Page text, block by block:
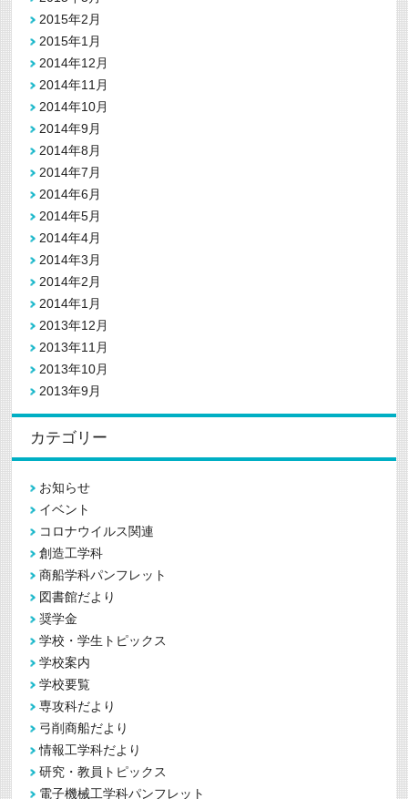
2015年2月
2015年1月
2014年12月
2014年11月
2014年10月
2014年9月
2014年8月
2014年7月
2014年6月
2014年5月
2014年4月
2014年3月
2014年2月
2014年1月
2013年12月
2013年11月
2013年10月
2013年9月
カテゴリー
お知らせ
イベント
コロナウイルス関連
創造工学科
商船学科パンフレット
図書館だより
奨学金
学校・学生トピックス
学校案内
学校要覧
専攻科だより
弓削商船だより
情報工学科だより
研究・教員トピックス
電子機械工学科パンフレット